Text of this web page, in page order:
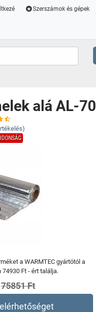
Szerszámok és gépek
alá AL-70
a WARMTEC gyártótól a
Ft - ért találja.
75851 Ft